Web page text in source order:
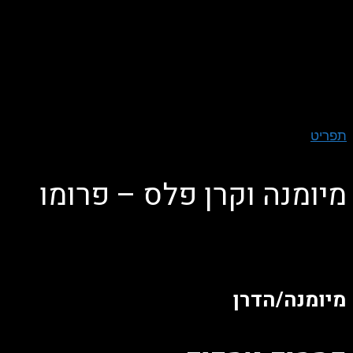
תפריט
מיומנה וקרן פלס – פרומו
מיומנה/הדרן